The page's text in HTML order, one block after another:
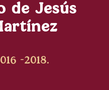
de Jesús
-2018.